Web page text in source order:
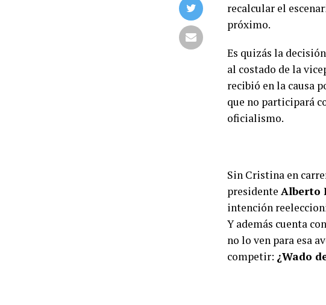
recalcular el
próximo.
Es quizás la
al costado de la
recibió en la causa
que no participará
oficialismo.
Sin Cristina en
presidente Alberto
intención
Y además cuenta
no lo ven para esa
competir: ¿Wado